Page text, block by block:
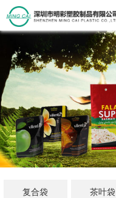
复合袋 茶叶袋